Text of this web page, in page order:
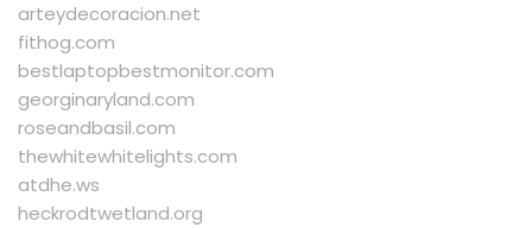
arteydecoracion.net
fithog.com
bestlaptopbestmonitor.com
georginaryland.com
roseandbasil.com
thewhitewhitelights.com
atdhe.ws
heckrodtwetland.org